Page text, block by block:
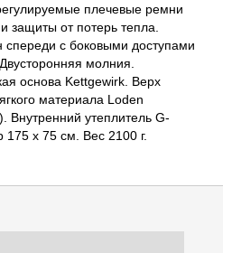
плечевые ремни
защиты от потерь тепла.
с боковыми доступами
молния.
основа Kettgewirk. Верх
материала Loden
Внутренний утеплитель G-
175 x 75 см. Вес 2100 г.